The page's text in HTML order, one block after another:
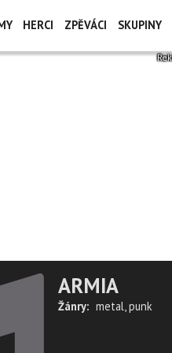
HERCI ZPĚVÁCI SKUPINY
ARMIA
Žánry: metal,punk